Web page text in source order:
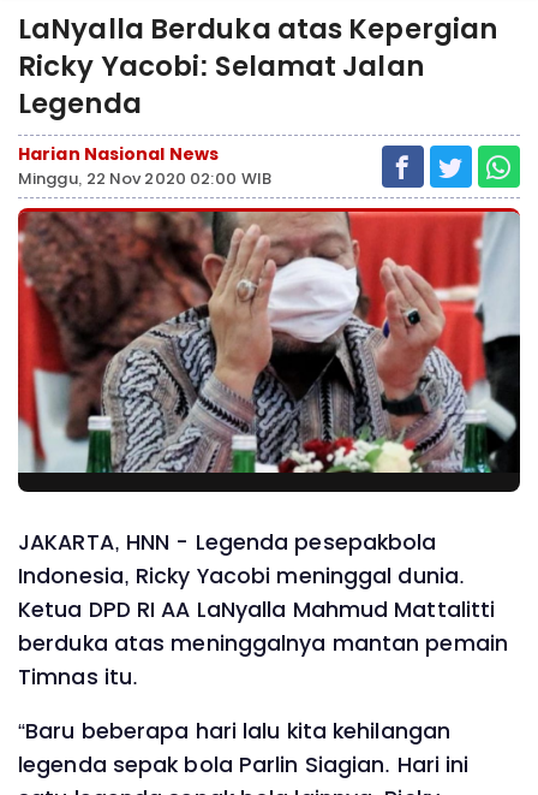
LaNyalla Berduka atas Kepergian
Ricky Yacobi: Selamat Jalan
Legenda
Harian Nasional News
Minggu, 22 Nov 2020 02:00 WIB
JAKARTA, HNN - Legenda pesepakbola
Indonesia, Ricky Yacobi meninggal dunia.
Ketua DPD RI AA LaNyalla Mahmud Mattalitti
berduka atas meninggalnya mantan pemain
Timnas itu.
“Baru beberapa hari lalu kita kehilangan
legenda sepak bola Parlin Siagian. Hari ini